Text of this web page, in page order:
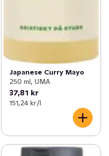
Japanese Curry Mayo
250 ml, UMA
37,81 kr
151,24 kr /l